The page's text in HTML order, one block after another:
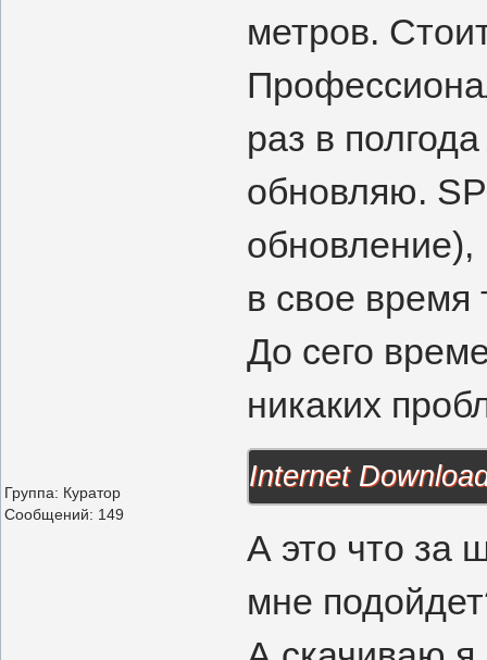
Группа: Куратор
Сообщений: 149
метров.
раз в
обновляю.
обновление),
в свое время
До сего
никаких
Internet
А это что за
мне